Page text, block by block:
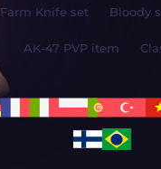
Farm Knife set Bloody
AK-47 PVP item